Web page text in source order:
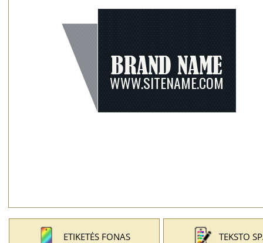
ETIKETĖS FONAS TEKSTO